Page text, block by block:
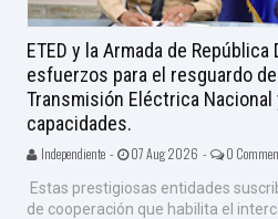
ETED y la Armada de
esfuerzos para el resguardo
Transmisión Eléctrica
capacidades.
Independiente - 07 Aug 2026 - 0
Estas prestigiosas entidades
de cooperación que habilita el